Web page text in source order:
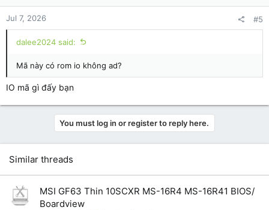
Jul 7, 2026 #5
dalee2024 said:
Mã này có rom io không ad?
IO mã gì đấy bạn
You must log in or register to reply here.
Similar threads
MSI GF63 Thin 10SCXR MS-16R4 MS-16R41 BIOS/
Boardview